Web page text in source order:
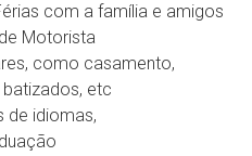
com a família e amigos
Motorista
como casamento,
etc
de idiomas,